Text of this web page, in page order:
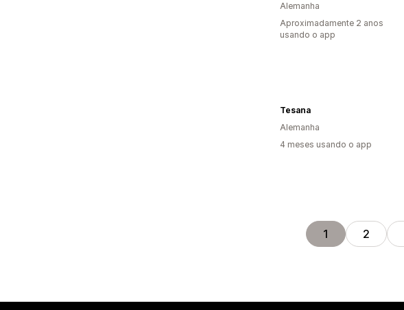
Alemanha
Aproximadamente 2 anos
usando o app
Tesana
Alemanha
4 meses usando o app
1 2